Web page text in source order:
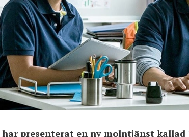
presenterat en ny molntjänst kallad